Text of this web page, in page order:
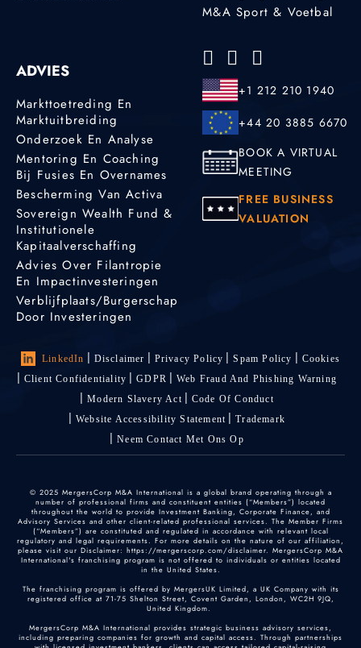
M&A Sport & Voetbal
ADVIES
Markttoetreding En
Marktuitbreiding
Onderzoek En Analyse
Mentoring En Coaching
Bij Fusies En Overnames
Bescherming Van Activa
Sovereign Wealth Fund &
Institutionele
Kapitaalverschaffing
Advies Over Filantropie
En Impactinvesteringen
Verblijfplaats/burgerschap
Door Investeringen
+1 212 210 1940
+44 20 3885 6670
BOOK A VIRTUAL
MEETING
FREE BUSINESS
VALUATION
LinkedIn Disclaimer Privacy Policy Spam Policy
Cookies
Client Confidentiality
GDPR
Web Fraud And Phishing Warning
Modern Slavery Act
Code Of Conduct
Website Accessibility Statement
Trademark
Neem Contact Met Ons Op
© 2025 MergersCorp M&A International is a global brand operating through a
number of professional firms and constituent entities (“Members”) located
throughout the world to provide Investment Banking, Corporate Finance, and
Advisory Services and other client-related professional services. The Member Firms
(“Members”) are constituted and regulated in accordance with relevant local
regulatory and legal requirements. For more details on the nature of our affiliation,
please visit our Disclaimer: https://mergerscorp.com/disclaimer. MergersCorp M&A
International's franchising program is not offered to individuals or entities located
in the United States.
The franchising program is offered by MergersUK Limited, a UK Company with its
registered office at 71-75 Shelton Street, Covent Garden, London, WC2H 9JQ,
United Kingdom.
MergersCorp M&A International provides strategic business advisory services,
including preparing companies for growth and capital access. Through partnerships